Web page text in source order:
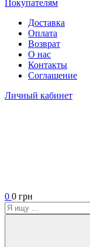
Покупателям
Доставка
Оплата
Возврат
О нас
Контакты
Соглашение
Личный кабинет
0 0 грн